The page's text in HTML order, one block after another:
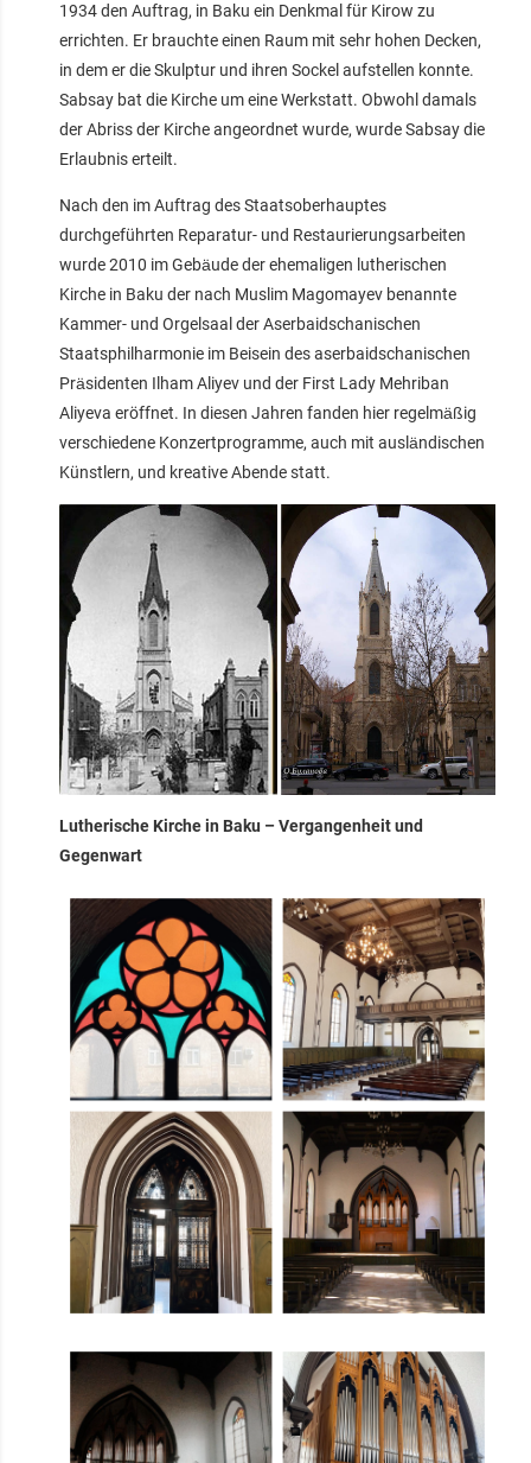
1934 den Auftrag, in Baku ein Denkmal für Kirow zu
errichten. Er brauchte einen Raum mit sehr hohen Decken,
in dem er die Skulptur und ihren Sockel aufstellen konnte.
Sabsay bat die Kirche um eine Werkstatt. Obwohl damals
der Abriss der Kirche angeordnet wurde, wurde Sabsay die
Erlaubnis erteilt.
Nach den im Auftrag des Staatsoberhauptes
durchgeführten Reparatur- und Restaurierungsarbeiten
wurde 2010 im Gebäude der ehemaligen lutherischen
Kirche in Baku der nach Muslim Magomayev benannte
Kammer- und Orgelsaal der Aserbaidschanischen
Staatsphilharmonie im Beisein des aserbaidschanischen
Präsidenten Ilham Aliyev und der First Lady Mehriban
Aliyeva eröffnet. In diesen Jahren fanden hier regelmäßig
verschiedene Konzertprogramme, auch mit ausländischen
Künstlern, und kreative Abende statt.
Lutherische Kirche in Baku – Vergangenheit und
Gegenwart